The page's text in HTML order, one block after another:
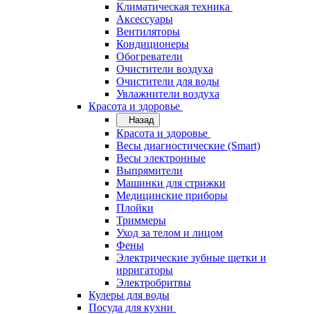
Климатическая техника
Аксессуары
Вентиляторы
Кондиционеры
Обогреватели
Очистители воздуха
Очистители для воды
Увлажнители воздуха
Красота и здоровье
Назад
Красота и здоровье
Весы диагностические (Smart)
Весы электронные
Выпрямители
Машинки для стрижки
Медицинские приборы
Плойки
Триммеры
Уход за телом и лицом
Фены
Электрические зубные щетки и
ирригаторы
Электробритвы
Кулеры для воды
Посуда для кухни